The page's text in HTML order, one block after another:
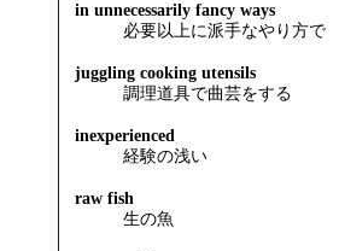
in unnecessarily fancy ways
必要以上に派手なやり方で
juggling cooking utensils
調理道具で曲芸をする
inexperienced
経験の浅い
raw fish
生の魚